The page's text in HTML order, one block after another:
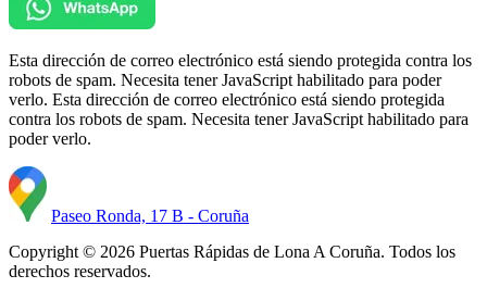
Esta dirección de correo electrónico está siendo protegida contra los
robots de spam. Necesita tener JavaScript habilitado para poder
verlo. Esta dirección de correo electrónico está siendo protegida
contra los robots de spam. Necesita tener JavaScript habilitado para
poder verlo.
Paseo Ronda, 17 B - Coruña
Copyright © 2026 Puertas Rápidas de Lona A Coruña. Todos los
derechos reservados.